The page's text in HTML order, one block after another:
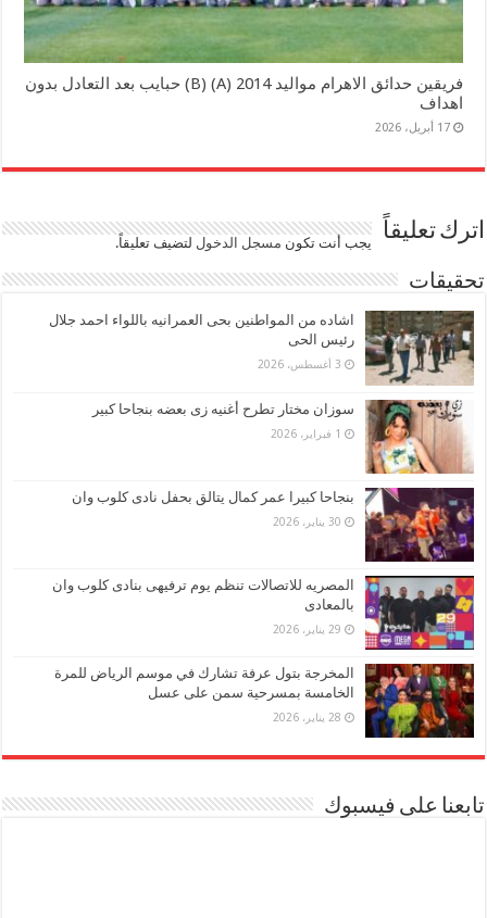
فريقين حدائق الاهرام مواليد 2014 (A) (B) حبايب بعد التعادل بدون
اهداف
17 أبريل، 2026
اترك تعليقاً يجب أنت تكون مسجل الدخول لتضيف تعليقاً.
تحقيقات
اشاده من المواطنين بحى العمرانيه باللواء احمد جلال
رئيس الحى
3 أغسطس، 2026
سوزان مختار تطرح أغنيه زى بعضه بنجاحا كبير
1 فبراير، 2026
بنجاحا كبيرا عمر كمال يتالق بحفل نادى كلوب وان
30 يناير، 2026
المصريه للاتصالات تنظم يوم ترفيهى بنادى كلوب وان
بالمعادى
29 يناير، 2026
المخرجة بتول عرفة تشارك في موسم الرياض للمرة
الخامسة بمسرحية سمن على عسل
28 يناير، 2026
تابعنا على فيسبوك